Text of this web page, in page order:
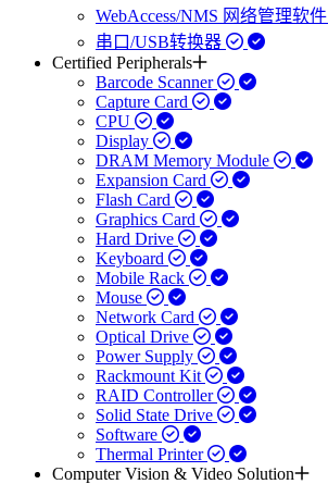
WebAccess/NMS 网络管理软件
串口/USB转换器
Certified Peripherals
Barcode Scanner
Capture Card
CPU
Display
DRAM Memory Module
Expansion Card
Flash Card
Graphics Card
Hard Drive
Keyboard
Mobile Rack
Mouse
Network Card
Optical Drive
Power Supply
Rackmount Kit
RAID Controller
Solid State Drive
Software
Thermal Printer
Computer Vision & Video Solution